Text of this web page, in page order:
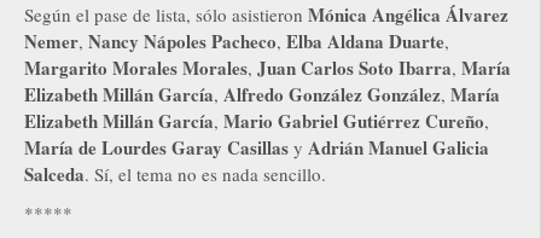
Según el pase de lista, sólo asistieron Mónica Angélica Álvarez
Nemer, Nancy Nápoles Pacheco, Elba Aldana Duarte,
Margarito Morales Morales, Juan Carlos Soto Ibarra, María
Elizabeth Millán García, Alfredo González González, María
Elizabeth Millán García, Mario Gabriel Gutiérrez Cureño,
María de Lourdes Garay Casillas y Adrián Manuel Galicia
Salceda. Sí, el tema no es nada sencillo.
*****